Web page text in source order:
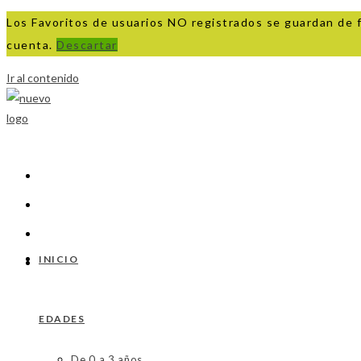
Los Favoritos de usuarios NO registrados se guardan
cuenta. Descartar
Ir al contenido
INICIO
EDADES